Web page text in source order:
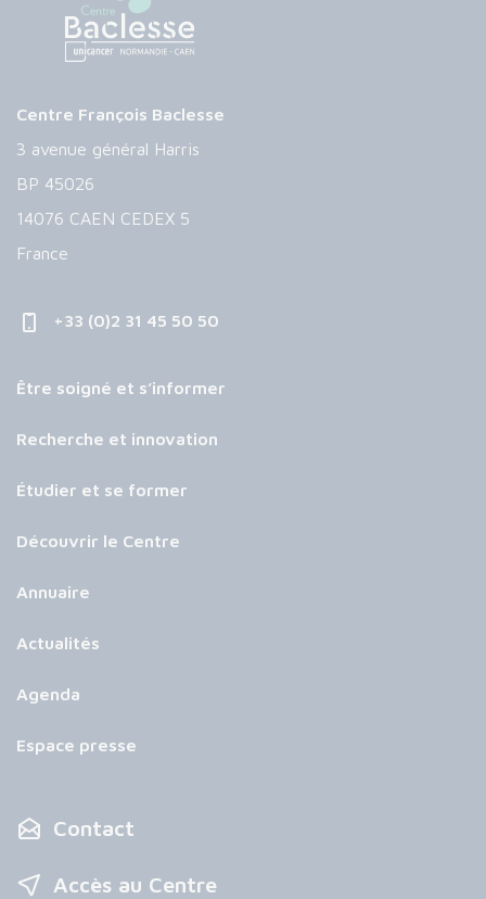
Centre François Baclesse
3 avenue général Harris
BP 45026
14076 CAEN CEDEX 5
France
+33 (0)2 31 45 50 50
Être soigné et s’informer
Recherche et innovation
Étudier et se former
Découvrir le Centre
Annuaire
Actualités
Agenda
Espace presse
Contact
Accès au Centre